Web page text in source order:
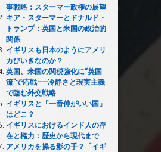
事戦略：スターマー政権の展望
キア・スターマーとドナルド・
トランプ：英国と米国の政治的
関係
イギリスも日本のようにアメリ
カびいきなのか？
英国、米国の関税強化に“英国
流”で応戦——冷静さと現実主義
で臨む外交戦略
イギリスと「一番仲がいい国」
はどこ？
イギリスにおけるインド人の存
在と権力：歴史から現代まで
アメリカを操る影の手？「イギ